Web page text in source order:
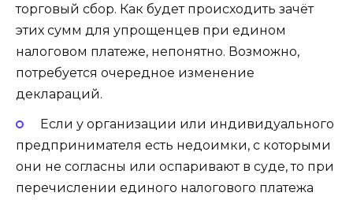
торговый сбор. Как будет происходить зачёт
этих сумм для упрощенцев при едином
налоговом платеже, непонятно. Возможно,
потребуется очередное изменение
деклараций.
Если у организации или индивидуального
предпринимателя есть недоимки, с которыми
они не согласны или оспаривают в суде, то при
перечислении единого налогового платежа